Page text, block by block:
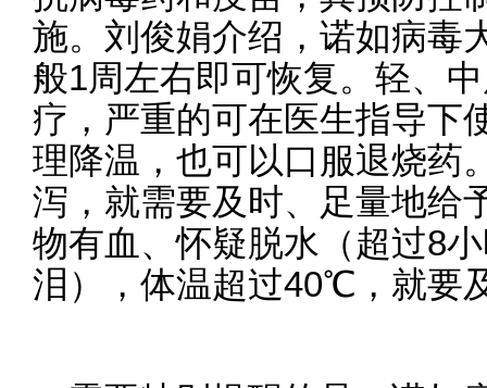
施。刘俊娟介绍，诺如病毒
般1周左右即可恢复。轻、
疗，严重的可在医生指导下
理降温，也可以口服退烧药
泻，就需要及时、足量地给
物有血、怀疑脱水（超过8
泪），体温超过40℃，就要